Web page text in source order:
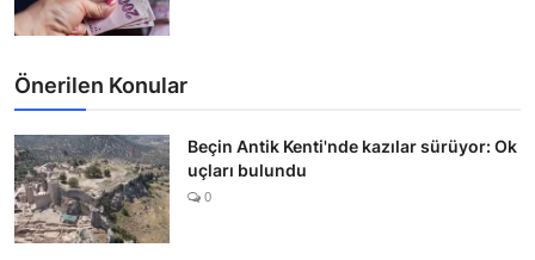
Önerilen Konular
Beçin Antik Kenti'nde kazılar sürüyor: Ok
uçları bulundu
0